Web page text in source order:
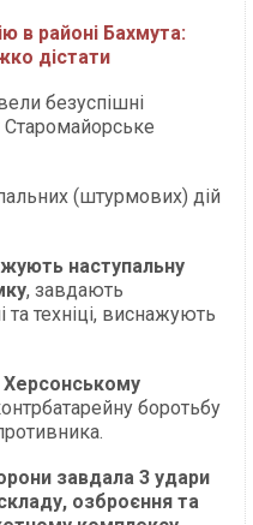
в районі Бахмута:
дістати
безуспішні
Старомайорське
(штурмових) дій
наступальну
, завдають
техніці, виснажують
Херсонському
боротьбу
завдала 3 удари
озброєння та